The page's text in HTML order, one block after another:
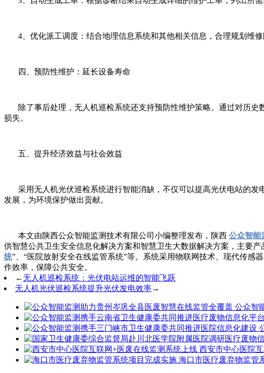
4、优化派工调度：结合地理信息系统和其他相关信息，合理规划维修
四、预防性维护：延长设备寿命
除了事后处理，无人机巡检系统还支持预防性维护策略。通过对历史
损失。
五、提升经济效益与社会效益
采用无人机光伏巡检系统进行智能消缺，不仅可以提高光伏电站的发
发展，为环境保护做出贡献。
本文由陕西公众智能监测技术有限公司小编整理发布，陕西 公众智能
供智慧公共卫生安全信息化解决方案和智慧卫生大数据解决方案，主要
统”、“医院放射安全在线监管系统”等。系统采用物联网技术、现代传
作效率，保障公共安全。
←无人机巡检系统：光伏电站运维的智能飞跃
无人机光伏巡检系统提升光伏发电效率→
公众智
西安市中心医院
海口市医疗废弃物监管